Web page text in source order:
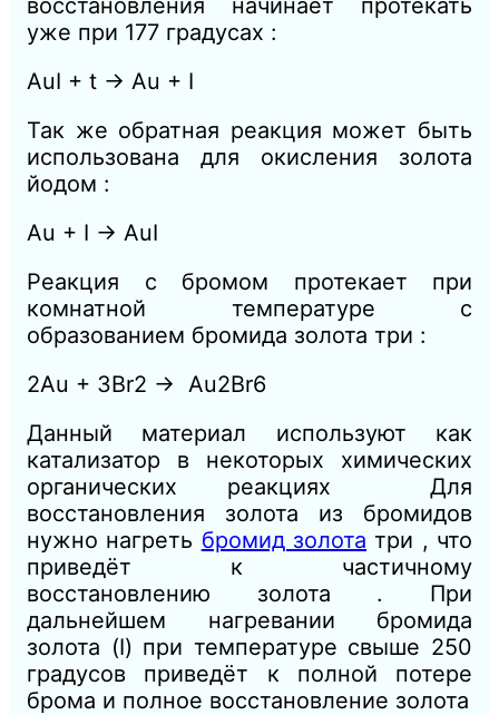
уже при 177 градусах :
AuI + t → Au + I
Так же обратная реакция может быть
использована для окисления золота
йодом :
Au + I → AuI
Реакция с бромом протекает при
комнатной температуре с
образованием бромида золота три :
2Au + 3Br2 → Au2Br6
Данный материал используют как
катализатор в некоторых химических
органических реакциях Для
восстановления золота из бромидов
нужно нагреть бромид золота три , что
приведёт к частичному
восстановлению золота . При
дальнейшем нагревании бромида
золота (I) при температуре свыше 250
градусов приведёт к полной потере
брома и полное восстановление золота